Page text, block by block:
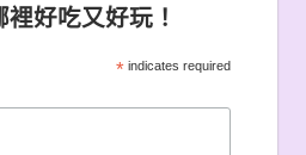
好吃又好玩！
*indicates required